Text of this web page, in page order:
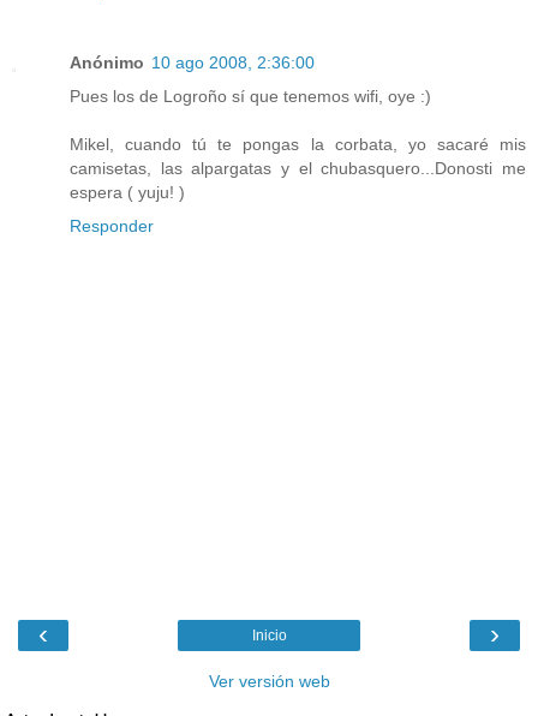
Anónimo 10 ago 2008, 2:36:00
Pues los de Logroño sí que tenemos wifi, oye :)
Mikel, cuando tú te pongas la corbata, yo sacaré mis
camisetas, las alpargatas y el chubasquero...Donosti me
espera ( yuju! )
Responder
‹ ›
Inicio
Ver versión web